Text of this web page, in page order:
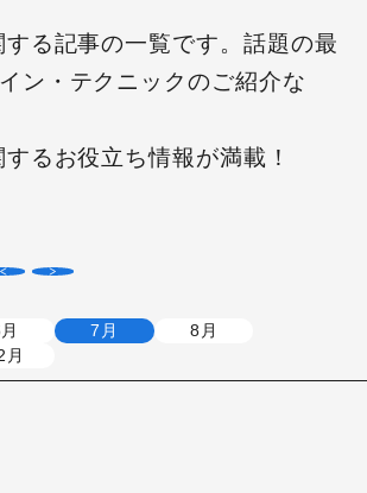
る記事の一覧です。話題の最
ン・テクニックのご紹介な
るお役立ち情報が満載！
7月
8月
月